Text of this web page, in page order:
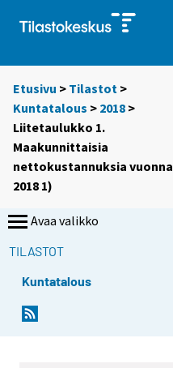
Etusivu > Tilastot >
Kuntatalous > 2018 >
Liitetaulukko 1.
Maakunnittaisia
nettokustannuksia vuonna
2018 1)
Avaa valikko
TILASTOT
Kuntatalous